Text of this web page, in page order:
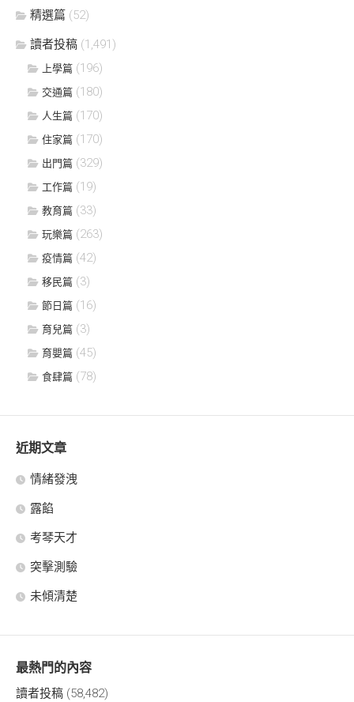
精選篇 (52)
讀者投稿 (1,491)
上學篇 (196)
交通篇 (180)
人生篇 (170)
住家篇 (170)
出門篇 (329)
工作篇 (19)
教育篇 (33)
玩樂篇 (263)
疫情篇 (42)
移民篇 (3)
節日篇 (16)
育兒篇 (3)
育嬰篇 (45)
食肆篇 (78)
近期文章
情緒發洩
露餡
考琴天才
突擊測驗
未傾清楚
最熱門的內容
讀者投稿 (58,482)